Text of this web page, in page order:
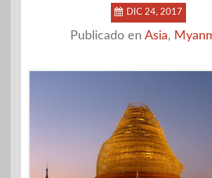
DIC 24, 2017
Publicado en Asia,